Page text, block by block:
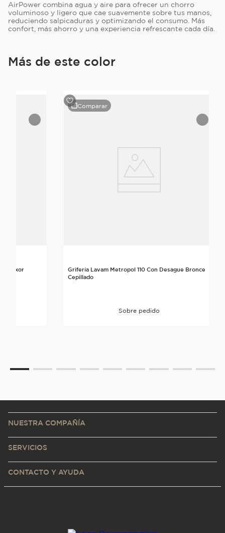
AirPower combina agua y aire para ofrecer un chorro
voluminoso y ligero que cae suavemente sobre tus manos,
reduciendo salpicaduras y optimizando el consumo. Más
confort, más ahorro y una experiencia refrescante cada día.
Más de este color
Axor
Comparar
Grifería Lavam Metropol 110 Con Desague Bronce
Cepillado
Sobre pedido
NUESTRA COMPAÑÍA
SERVICIOS
CONTACTO Y AYUDA